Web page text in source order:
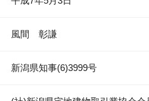
風間 彰謙
新潟県知事(6)3999号